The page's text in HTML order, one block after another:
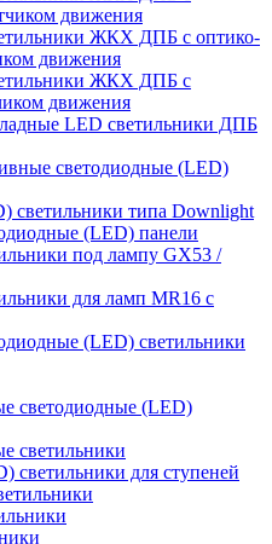
движения
ЖКХ ДПБ с оптико-
движения
ЖКХ ДПБ с
движения
LED светильники ДПБ
светодиодные (LED)
светильники типа Downlight
(LED) панели
под лампу GX53 /
для ламп MR16 с
(LED) светильники
светодиодные (LED)
светильники
светильники для ступеней